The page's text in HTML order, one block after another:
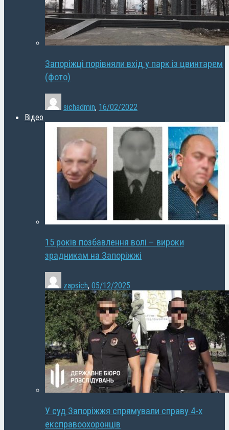
Запоріжці порівняли вхід у парк із цвинтарем
(фото)
sichadmin, 16/02/2022
Відео
15 років позбавлення волі – вироки
зрадникам на Запоріжжі
zapsich, 05/12/2025
У суд Запоріжжя спрямували справу 4-х
експравоохоронців